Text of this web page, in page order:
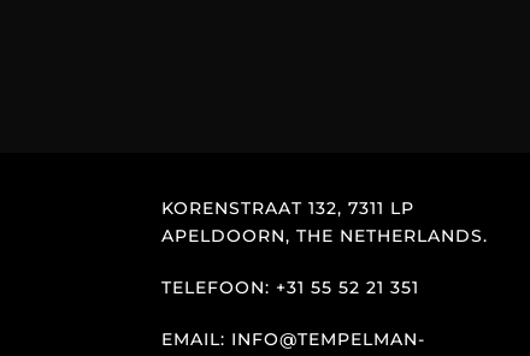
KORENSTRAAT 132, 7311 LP
APELDOORN, THE NETHERLANDS.
TELEFOON: +31 55 52 21 351
EMAIL: INFO@TEMPELMAN-